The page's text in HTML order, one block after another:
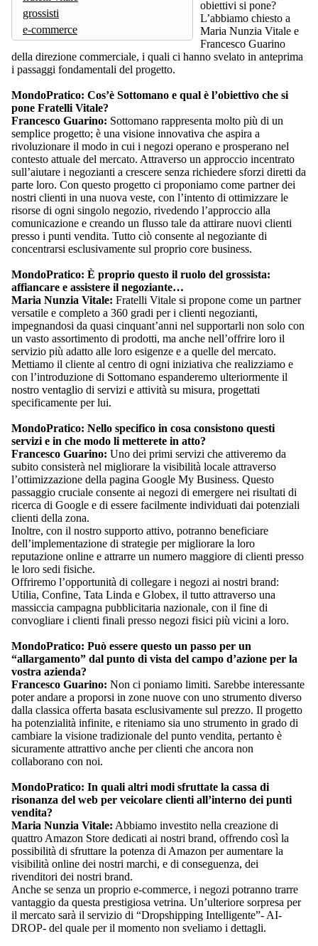
grossisti
e-commerce
obiettivi si pone?
L’abbiamo chiesto a
Maria Nunzia Vitale e
Francesco Guarino
della direzione commerciale, i quali ci hanno svelato in anteprima
i passaggi fondamentali del progetto.
MondoPratico: Cos’è Sottomano e qual è l’obiettivo che si
pone Fratelli Vitale?
Francesco Guarino: Sottomano rappresenta molto più di un
semplice progetto; è una visione innovativa che aspira a
rivoluzionare il modo in cui i negozi operano e prosperano nel
contesto attuale del mercato. Attraverso un approccio incentrato
sull’aiutare i negozianti a crescere senza richiedere sforzi diretti da
parte loro. Con questo progetto ci proponiamo come partner dei
nostri clienti in una nuova veste, con l’intento di ottimizzare le
risorse di ogni singolo negozio, rivedendo l’approccio alla
comunicazione e creando un flusso tale da attirare nuovi clienti
presso i punti vendita. Tutto ciò consente al negoziante di
concentrarsi esclusivamente sul proprio core business.
MondoPratico: È proprio questo il ruolo del grossista:
affiancare e assistere il negoziante…
Maria Nunzia Vitale: Fratelli Vitale si propone come un partner
versatile e completo a 360 gradi per i clienti negozianti,
impegnandosi da quasi cinquant’anni nel supportarli non solo con
un vasto assortimento di prodotti, ma anche nell’offrire loro il
servizio più adatto alle loro esigenze e a quelle del mercato.
Mettiamo il cliente al centro di ogni iniziativa che realizziamo e
con l’introduzione di Sottomano espanderemo ulteriormente il
nostro ventaglio di servizi e attività su misura, progettati
specificamente per lui.
MondoPratico: Nello specifico in cosa consistono questi
servizi e in che modo li metterete in atto?
Francesco Guarino: Uno dei primi servizi che attiveremo da
subito consisterà nel migliorare la visibilità locale attraverso
l’ottimizzazione della pagina Google My Business. Questo
passaggio cruciale consente ai negozi di emergere nei risultati di
ricerca di Google e di essere facilmente individuati dai potenziali
clienti della zona.
Inoltre, con il nostro supporto attivo, potranno beneficiare
dell’implementazione di strategie per migliorare la loro
reputazione online e attrarre un numero maggiore di clienti presso
le loro sedi fisiche.
Offriremo l’opportunità di collegare i negozi ai nostri brand:
Utilia, Confine, Tata Linda e Globex, il tutto attraverso una
massiccia campagna pubblicitaria nazionale, con il fine di
convogliare i clienti finali presso negozi fisici più vicini a loro.
MondoPratico: Può essere questo un passo per un
“allargamento” dal punto di vista del campo d’azione per la
vostra azienda?
Francesco Guarino: Non ci poniamo limiti. Sarebbe interessante
poter andare a proporsi in zone nuove con uno strumento diverso
dalla classica offerta basata esclusivamente sul prezzo. Il progetto
ha potenzialità infinite, e riteniamo sia uno strumento in grado di
cambiare la visione tradizionale del punto vendita, pertanto è
sicuramente attrattivo anche per clienti che ancora non
collaborano con noi.
MondoPratico: In quali altri modi sfruttate la cassa di
risonanza del web per veicolare clienti all’interno dei punti
vendita?
Maria Nunzia Vitale: Abbiamo investito nella creazione di
quattro Amazon Store dedicati ai nostri brand, offrendo così la
possibilità di sfruttare la potenza di Amazon per aumentare la
visibilità online dei nostri marchi, e di conseguenza, dei
rivenditori dei nostri brand.
Anche se senza un proprio e-commerce, i negozi potranno trarre
vantaggio da questa prestigiosa vetrina. Un’ulteriore sorpresa per
il mercato sarà il servizio di “Dropshipping Intelligente”- AI-
DROP- del quale per il momento non sveliamo i dettagli.